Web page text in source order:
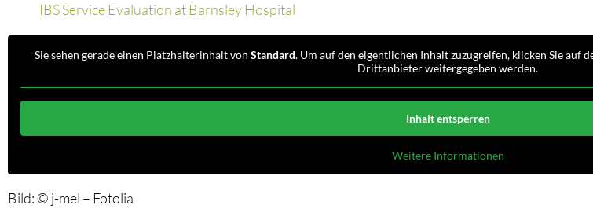
IBS Service Evaluation at Barnsley Hospital
Sie sehen gerade einen Platzhalterinhalt von Standard. Um auf den eigentlichen Inhalt zuzugreifen, klicken Sie auf
Drittanbieter weitergegeben werden.
Inhalt entsperren
Weitere Informationen
Bild: © j-mel – Fotolia